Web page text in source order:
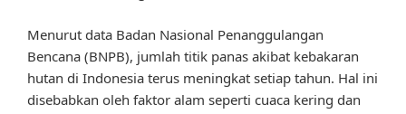
Menurut data Badan Nasional Penanggulangan
Bencana (BNPB), jumlah titik panas akibat kebakaran
hutan di Indonesia terus meningkat setiap tahun. Hal ini
disebabkan oleh faktor alam seperti cuaca kering dan